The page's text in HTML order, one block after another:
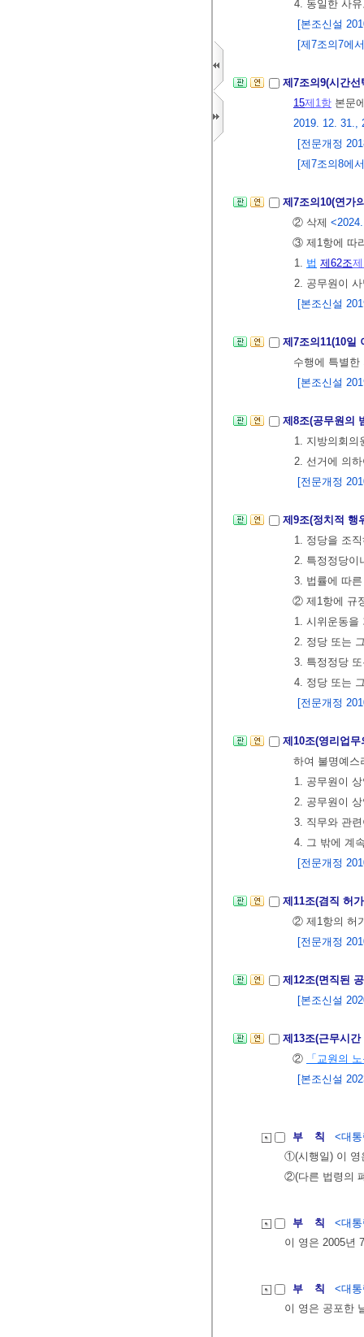
4. 동일한 사
[본조신설
[제7조의7에
제7조의9(시간
15제1항 본문
2019. 12. 31.,
[전문개정
[제7조의8에
제7조의10(연가
② 삭제
③ 제1항에 따
1. 법 제62조
2. 공무원이
[본조신설
제7조의11(10일
수행에 특별
[본조신설
제8조(공무원의
1. 지방의회의
2. 선거에 의
[전문개정
제9조(정치적 행
1. 정당을 조
2. 특정정당이
3. 법률에 따
② 제1항에 규
1. 시위운동을
2. 정당 또는
3. 특정정당
4. 정당 또는
[전문개정
제10조(영리업
하여 불명예스
1. 공무원이
2. 공무원이
3. 직무와 관
4. 그 밖에 계
[전문개정
제11조(겸직 허
② 제1항의 허
[전문개정
제12조(면직된
[본조신설
제13조(근무시
②
「교원의
[본조신설
부 칙
<대
①(시행일) 이 영
②(다른 법령의
부 칙
<대
이 영은 2005년
부 칙
<대
이 영은 공포한